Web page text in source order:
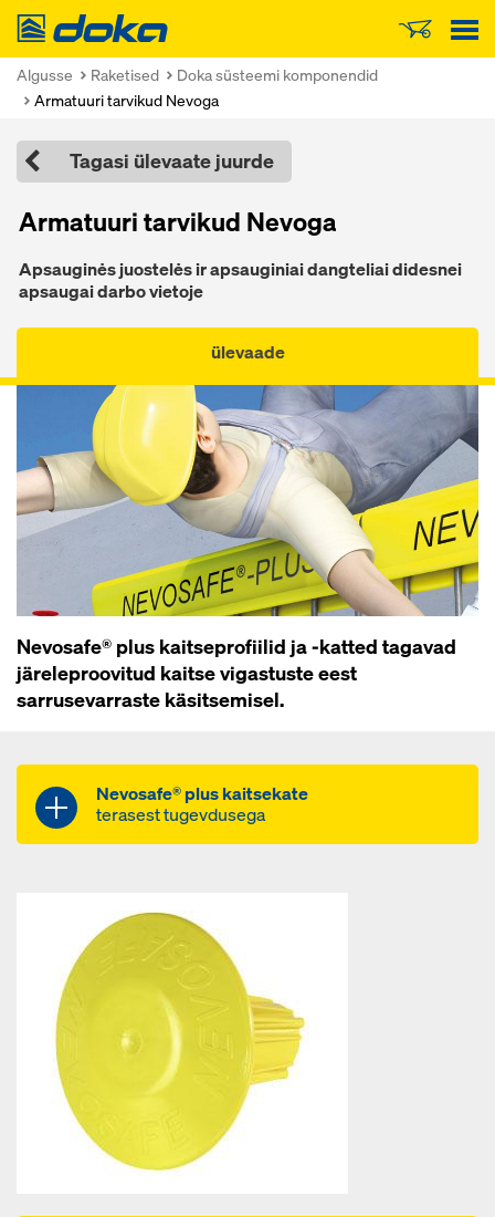
Doka
Algusse Raketised
Doka süsteemi komponendid
Armatuuri tarvikud Nevoga
Tagasi ülevaate juurde
Armatuuri tarvikud Nevoga
Apsauginės juostelės ir apsauginiai dangteliai didesnei
apsaugai darbo vietoje
ülevaade
Nevosafe® plus kaitseprofiilid ja -katted tagavad
järeleproovitud kaitse vigastuste eest
sarrusevarraste käsitsemisel.
Nevosafe® plus kaitsekate
terasest tugevdusega
läbitorkekindel
ilmastiku- ja löögikindel plast
tänu ribilisele pinnale püsib
kindlalt ja stabiilselt paigal
kaitsekatted keeratakse
sarrusvarraste otsa
tänu kollasele hoiatusvärvile
suureneb ohtliku koha nähtavus